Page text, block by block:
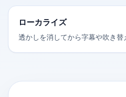
ローカライズ
透かしを消してから字幕や吹き替